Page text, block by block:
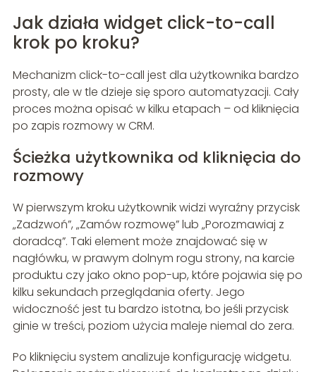
Jak działa widget click-to-call
krok po kroku?
Mechanizm click-to-call jest dla użytkownika bardzo
prosty, ale w tle dzieje się sporo automatyzacji. Cały
proces można opisać w kilku etapach – od kliknięcia
po zapis rozmowy w CRM.
Ścieżka użytkownika od kliknięcia do
rozmowy
W pierwszym kroku użytkownik widzi wyraźny przycisk
„Zadzwoń”, „Zamów rozmowę” lub „Porozmawiaj z
doradcą”. Taki element może znajdować się w
nagłówku, w prawym dolnym rogu strony, na karcie
produktu czy jako okno pop-up, które pojawia się po
kilku sekundach przeglądania oferty. Jego
widoczność jest tu bardzo istotna, bo jeśli przycisk
ginie w treści, poziom użycia maleje niemal do zera.
Po kliknięciu system analizuje konfigurację widgetu.